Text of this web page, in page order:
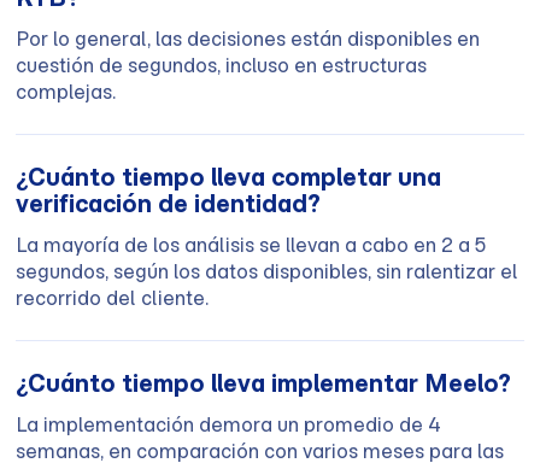
Por lo general, las decisiones están disponibles en
cuestión de segundos, incluso en estructuras
complejas.
¿Cuánto tiempo lleva completar una
verificación de identidad?
La mayoría de los análisis se llevan a cabo en 2 a 5
segundos, según los datos disponibles, sin ralentizar el
recorrido del cliente.
¿Cuánto tiempo lleva implementar Meelo?
La implementación demora un promedio de 4
semanas, en comparación con varios meses para las